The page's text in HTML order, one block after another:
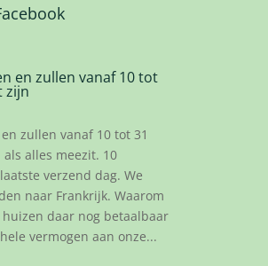
en zullen vanaf 10 tot
zijn
zullen vanaf 10 tot 31
alles meezit. 10
verzend dag. We
naar Frankrijk. Waarom
daar nog betaalbaar
vermogen aan onze...